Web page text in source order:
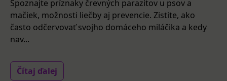
Spoznajte príznaky črevných parazitov u psov a
mačiek, možnosti liečby aj prevencie. Zistite, ako
často odčervovať svojho domáceho miláčika a kedy
nav...
Čítaj ďalej